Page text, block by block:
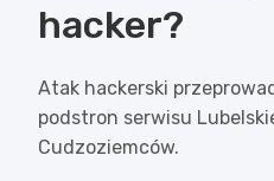
hacker?
Atak hackerski
podstron serwisu
Cudzoziemców.